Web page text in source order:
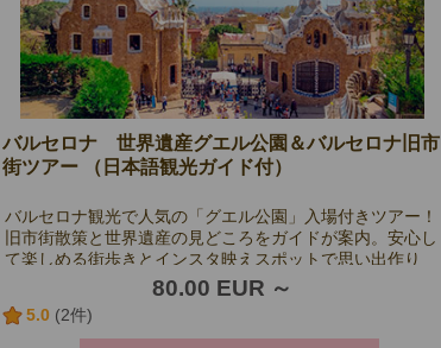
バルセロナ 世界遺産グエル公園＆バルセロナ旧市
街ツアー （日本語観光ガイド付）
バルセロナ観光で人気の「グエル公園」入場付きツアー！
旧市街散策と世界遺産の見どころをガイドが案内。安心し
て楽しめる街歩きとインスタ映えスポットで思い出作り
80.00 EUR
5.0 (2件)